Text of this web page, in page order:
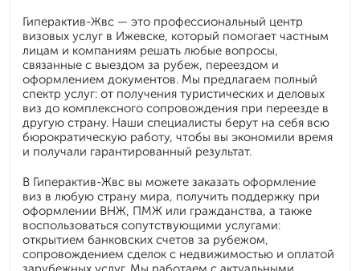
Гиперактив-Жвс — это профессиональный центр
визовых услуг в Ижевске, который помогает частным
лицам и компаниям решать любые вопросы,
связанные с выездом за рубеж, переездом и
оформлением документов. Мы предлагаем полный
спектр услуг: от получения туристических и деловых
виз до комплексного сопровождения при переезде в
другую страну. Наши специалисты берут на себя всю
бюрократическую работу, чтобы вы экономили время
и получали гарантированный результат.
В Гиперактив-Жвс вы можете заказать оформление
виз в любую страну мира, получить поддержку при
оформлении ВНЖ, ПМЖ или гражданства, а также
воспользоваться сопутствующими услугами:
открытием банковских счетов за рубежом,
сопровождением сделок с недвижимостью и оплатой